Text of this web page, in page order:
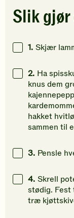
Klikk
for
gi
din
Slik gjør
1. Skjær
2. Ha
knus dem
hakket
sammen til
3. Pensle
4. Skrell
stødig. Fest
træ